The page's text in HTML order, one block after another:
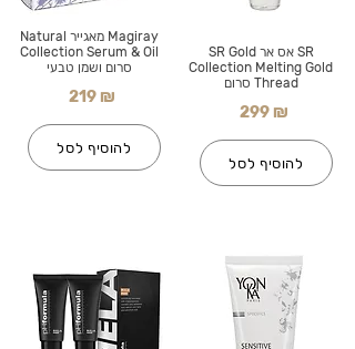
Magiray מאגייר Natural
Collection Serum & Oil
סרום ושמן טבעי
219 ₪
להוסיף לסל
SR אס אר SR Gold
Collection Melting Gold
Thread סרום
299 ₪
להוסיף לסל